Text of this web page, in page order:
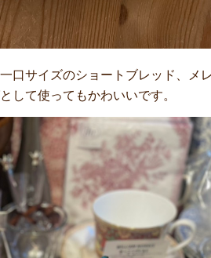
口サイズのショートブレッド、メ
して使ってもかわいいです。